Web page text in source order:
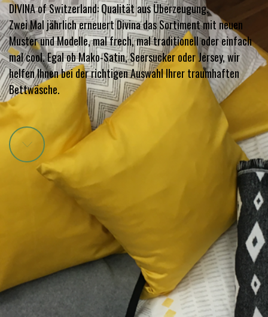
DIVINA of Switzerland: Qualität aus Überzeugung.
Zwei Mal jährlich erneuert Divina das Sortiment mit neuen
Muster und Modelle, mal frech, mal traditionell oder einfach
mal cool. Egal ob Mako-Satin, Seersucker oder Jersey, wir
helfen Ihnen bei der richtigen Auswahl Ihrer traumhaften
Bettwäsche.